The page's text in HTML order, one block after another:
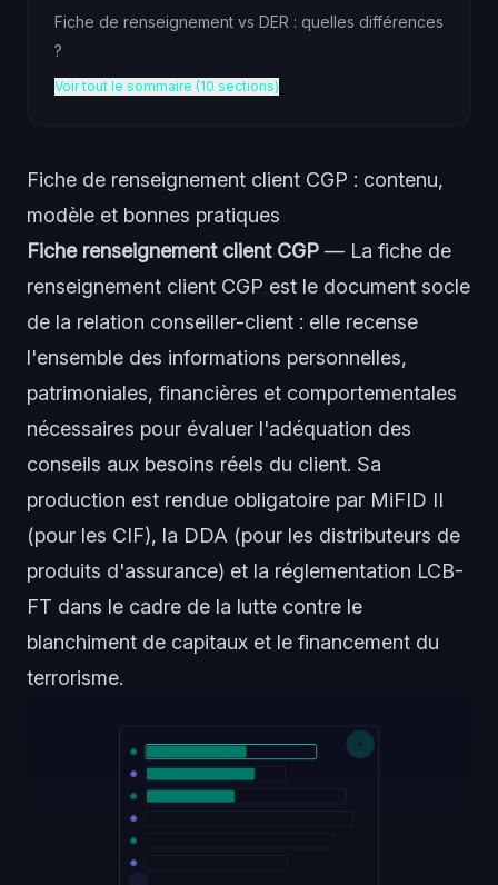
Fiche de renseignement vs DER : quelles différences
?
Voir tout le sommaire (10 sections)
Fiche de renseignement client CGP : contenu,
modèle et bonnes pratiques
Fiche renseignement client CGP — La fiche de
renseignement client CGP est le document socle
de la relation conseiller-client : elle recense
l'ensemble des informations personnelles,
patrimoniales, financières et comportementales
nécessaires pour évaluer l'adéquation des
conseils aux besoins réels du client. Sa
production est rendue obligatoire par MiFID II
(pour les CIF), la DDA (pour les distributeurs de
produits d'assurance) et la réglementation LCB-
FT dans le cadre de la lutte contre le
blanchiment de capitaux et le financement du
terrorisme.